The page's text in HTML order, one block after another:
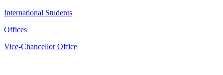
International Students
Offices
Vice-Chancellor Office